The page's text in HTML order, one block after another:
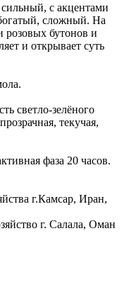
с акцентами
сложный. На
бутонов и
и открывает суть
светло-зелёного
текучая,
фаза 20 часов.
г.Камсар, Иран,
г. Салала, Оман